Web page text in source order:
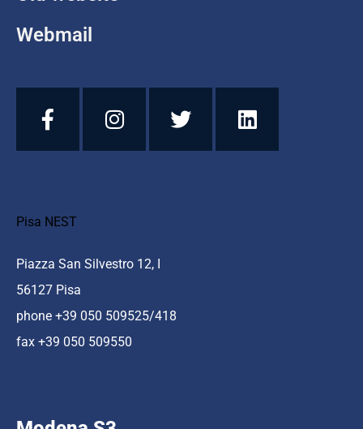
Webmail
Pisa NEST
Piazza San Silvestro 12, I
56127 Pisa
phone +39 050 509525/418
fax +39 050 509550